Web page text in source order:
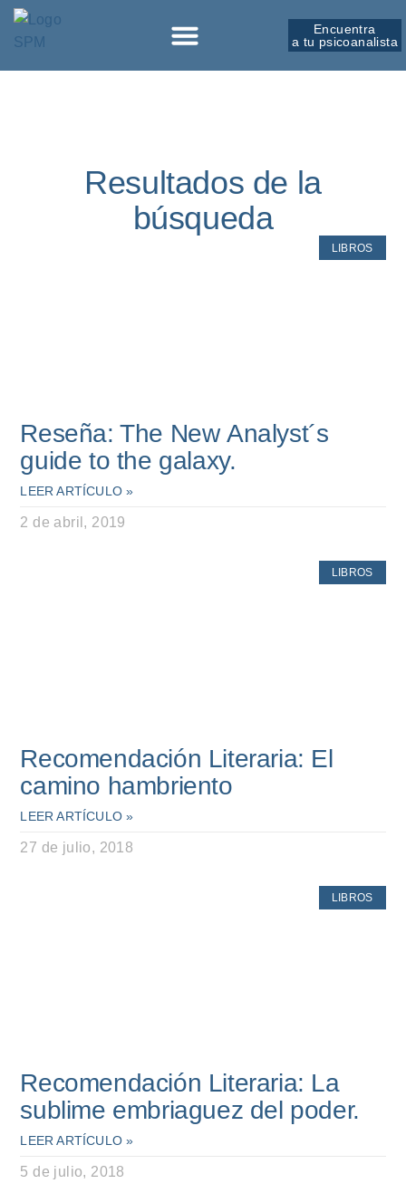
Encuentra
a tu psicoanalista
Resultados de la
búsqueda
LIBROS
Reseña: The New Analyst´s
guide to the galaxy.
LEER ARTÍCULO »
2 de abril, 2019
LIBROS
Recomendación Literaria: El
camino hambriento
LEER ARTÍCULO »
27 de julio, 2018
LIBROS
Recomendación Literaria: La
sublime embriaguez del poder.
LEER ARTÍCULO »
5 de julio, 2018